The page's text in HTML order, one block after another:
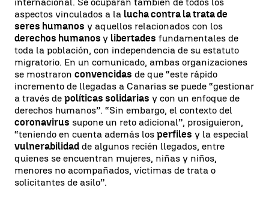
aspectos vinculados a la lucha contra la trata de
seres humanos y aquellos relacionados con los
derechos humanos y libertades fundamentales de
toda la población, con independencia de su estatuto
migratorio. En un comunicado, ambas organizaciones
se mostraron convencidas de que “este rápido
incremento de llegadas a Canarias se puede “gestionar
a través de políticas solidarias y con un enfoque de
derechos humanos”. “Sin embargo, el contexto del
coronavirus supone un reto adicional”, prosiguieron,
“teniendo en cuenta además los perfiles y la especial
vulnerabilidad de algunos recién llegados, entre
quienes se encuentran mujeres, niñas y niños,
menores no acompañados, víctimas de trata o
solicitantes de asilo”.